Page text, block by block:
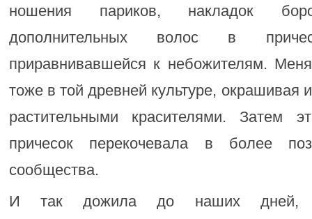
ношения париков, накладок
дополнительных волос в
приравнивавшейся к небожителям.
тоже в той древней культуре, окрашивая
растительными красителями. Затем
причесок перекочевала в более
сообщества.
И так дожила до наших дней,